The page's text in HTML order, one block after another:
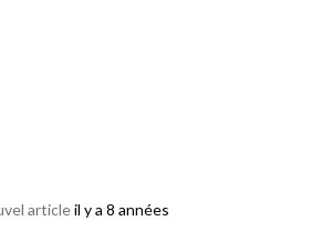
articleil y a 8 années